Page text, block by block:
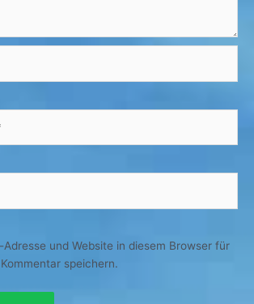
Adresse und Website in diesem Browser für
speichern.